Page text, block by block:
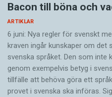
Bacon till böna och
ARTIKLAR
6 juni: Nya regler för svenskt
kraven ingår kunskaper om det
svenska språket. Den som inte
genom exempelvis betyg i
tillfälle att behöva göra ett
provet i svenska ska införas.